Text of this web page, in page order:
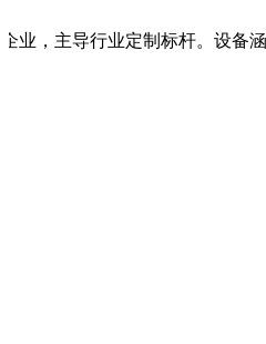
导行业定制标杆。设备涵盖